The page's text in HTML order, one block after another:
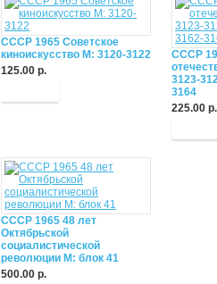
СССР 1965 Советское
киноискусство М: 3120-3122
125.00 р.
СССР
3123-
3164
225.00 р.
СССР 1965 48 лет
Октябрьской
социалистической
революции М: блок 41
500.00 р.